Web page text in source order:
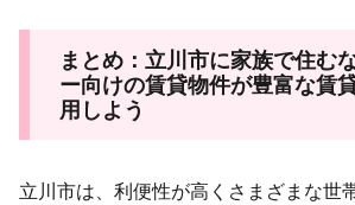
まとめ：立川市に家族で住む
ー向けの賃貸物件が豊富な賃
用しよう
立川市は、利便性が高くさまざまな世